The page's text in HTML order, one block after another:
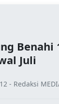
Benahi
Juli
- Redaksi